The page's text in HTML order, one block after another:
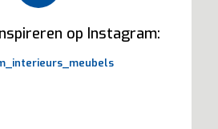
op Instagram: